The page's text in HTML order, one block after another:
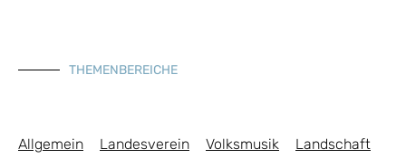
THEMENBEREICHE
Allgemein Landesverein Volksmusik Landschaft